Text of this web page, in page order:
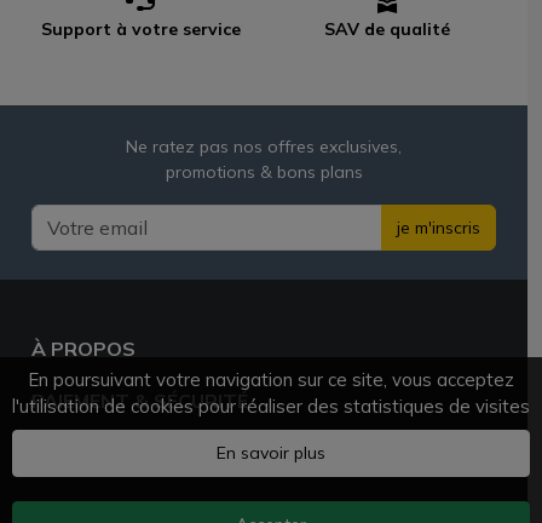
Support à votre service SAV de qualité
Ne ratez pas nos offres exclusives,
promotions & bons plans
je m'inscris
À PROPOS
PAIEMENT & SÉCURITÉ
En poursuivant votre navigation sur ce site, vous acceptez
l'utilisation de cookies pour réaliser des statistiques de visites
En savoir plus